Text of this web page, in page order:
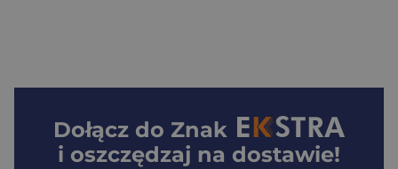
Dołącz do Znak
i oszczędzaj na dostawie!